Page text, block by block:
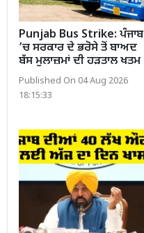
Punjab Bus Strike: ਪੰਜਾਬ
’ਚ ਸਰਕਾਰ ਦੇ ਭਰੋਸੇ ਤੋਂ ਬਾਅਦ
ਬੱਸ ਮੁਲਾਜ਼ਮਾਂ ਦੀ ਹੜਤਾਲ ਖਤਮ
Published On 04 Aug 2026
18:15:33